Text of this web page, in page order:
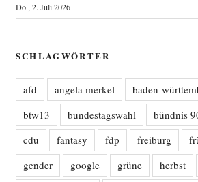
Do., 2. Juli 2026
SCHLAGWÖRTER
afd angela merkel baden-
btw13
bundestagswahl
bündnis
cdu
fantasy fdp freiburg
gender
google grüne herbst